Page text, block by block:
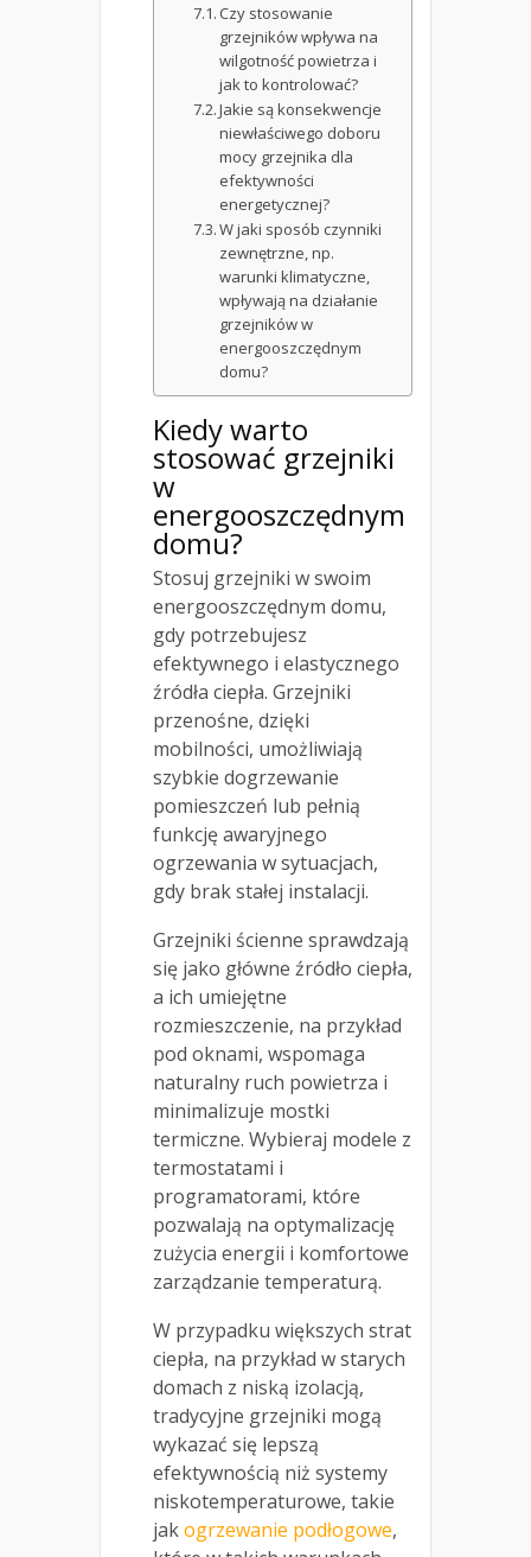
Czy stosowanie
grzejników wpływa na
wilgotność powietrza i
jak to kontrolować?
Jakie są konsekwencje
niewłaściwego doboru
mocy grzejnika dla
efektywności
energetycznej?
W jaki sposób czynniki
zewnętrzne, np.
warunki klimatyczne,
wpływają na działanie
grzejników w
energooszczędnym
domu?
Kiedy warto
stosować grzejniki
w
energooszczędnym
domu?
Stosuj grzejniki w swoim
energooszczędnym domu,
gdy potrzebujesz
efektywnego i elastycznego
źródła ciepła. Grzejniki
przenośne, dzięki
mobilności, umożliwiają
szybkie dogrzewanie
pomieszczeń lub pełnią
funkcję awaryjnego
ogrzewania w sytuacjach,
gdy brak stałej instalacji.
Grzejniki ścienne sprawdzają
się jako główne źródło ciepła,
a ich umiejętne
rozmieszczenie, na przykład
pod oknami, wspomaga
naturalny ruch powietrza i
minimalizuje mostki
termiczne. Wybieraj modele z
termostatami i
programatorami, które
pozwalają na optymalizację
zużycia energii i komfortowe
zarządzanie temperaturą.
W przypadku większych strat
ciepła, na przykład w starych
domach z niską izolacją,
tradycyjne grzejniki mogą
wykazać się lepszą
efektywnością niż systemy
niskotemperaturowe, takie
jakogrzewanie podłogowe,